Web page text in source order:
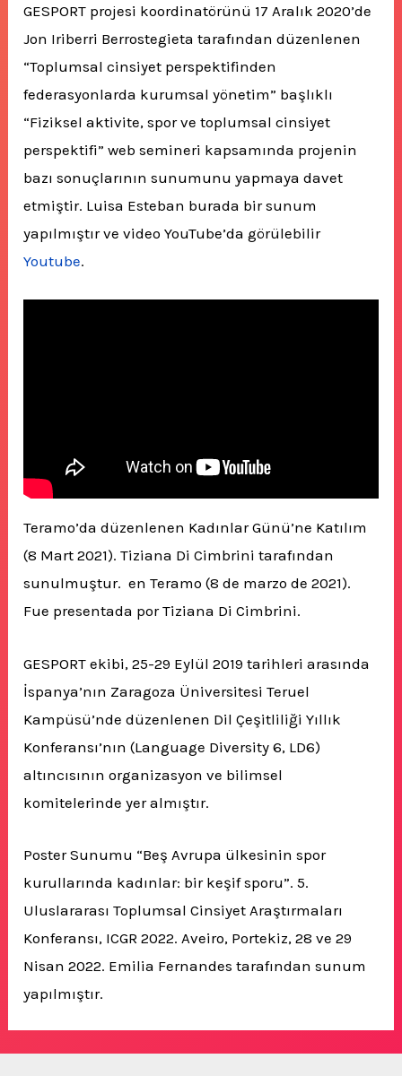
GESPORT projesi koordinatörünü 17 Aralık 2020’de
Jon Iriberri Berrostegieta tarafından düzenlenen
“Toplumsal cinsiyet perspektifinden
federasyonlarda kurumsal yönetim” başlıklı
“Fiziksel aktivite, spor ve toplumsal cinsiyet
perspektifi” web semineri kapsamında projenin
bazı sonuçlarının sunumunu yapmaya davet
etmiştir. Luisa Esteban burada bir sunum
yapılmıştır ve video YouTube’da görülebilir
Youtube.
Teramo’da düzenlenen Kadınlar Günü’ne Katılım
(8 Mart 2021). Tiziana Di Cimbrini tarafından
sunulmuştur. en Teramo (8 de marzo de 2021).
Fue presentada por Tiziana Di Cimbrini.
GESPORT ekibi, 25-29 Eylül 2019 tarihleri arasında
İspanya’nın Zaragoza Üniversitesi Teruel
Kampüsü’nde düzenlenen Dil Çeşitliliği Yıllık
Konferansı’nın (Language Diversity 6, LD6)
altıncısının organizasyon ve bilimsel
komitelerinde yer almıştır.
Poster Sunumu “Beş Avrupa ülkesinin spor
kurullarında kadınlar: bir keşif sporu”. 5.
Uluslararası Toplumsal Cinsiyet Araştırmaları
Konferansı, ICGR 2022. Aveiro, Portekiz, 28 ve 29
Nisan 2022. Emilia Fernandes tarafından sunum
yapılmıştır.